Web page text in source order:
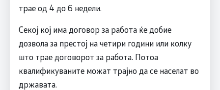
трае од 4 до 6 недели.
Секој кој има договор за работа ќе добие
дозвола за престој на четири години или колку
што трае договорот за работа. Потоа
квалификуваните можат трајно да се населат во
државата.